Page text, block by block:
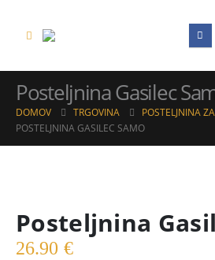
Posteljnina Gasilec
DOMOV TRGOVINA
POSTELJNINA
POSTELJNINA GASILEC SAMO
Posteljnina
26.90 €